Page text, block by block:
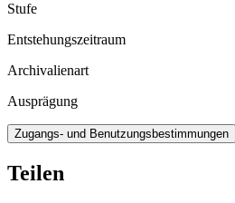
Stufe
Entstehungszeitraum
Archivalienart
Ausprägung
Zugangs- und Benutzungsbestimmungen
Teilen